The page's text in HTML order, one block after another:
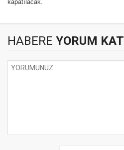
kapatılacak.
HABERE YORUM KAT